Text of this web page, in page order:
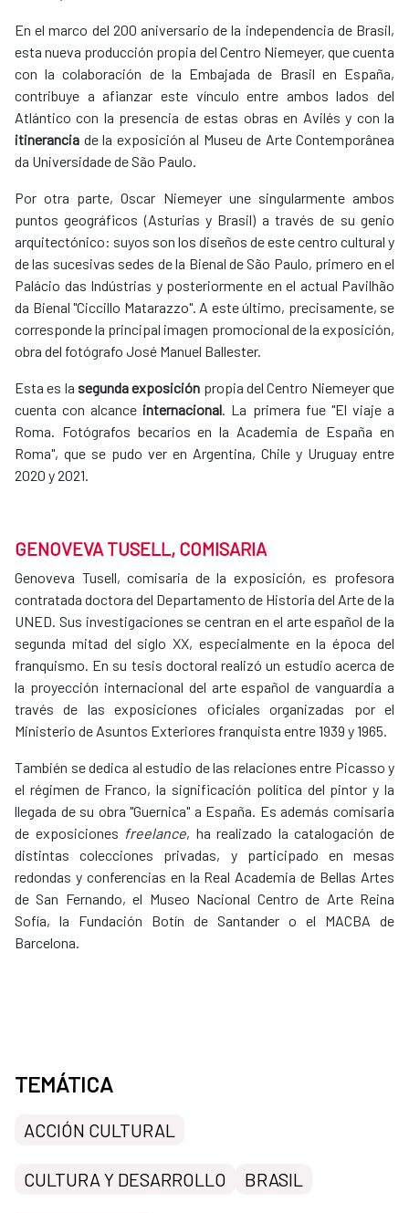
En el marco del 200 aniversario de la independencia de Brasil,
esta nueva producción propia del Centro Niemeyer, que cuenta
con la colaboración de la Embajada de Brasil en España,
contribuye a afianzar este vínculo entre ambos lados del
Atlántico con la presencia de estas obras en Avilés y con la
itinerancia de la exposición al Museu de Arte Contemporânea
da Universidade de São Paulo.
Por otra parte, Oscar Niemeyer une singularmente ambos
puntos geográficos (Asturias y Brasil) a través de su genio
arquitectónico: suyos son los diseños de este centro cultural y
de las sucesivas sedes de la Bienal de São Paulo, primero en el
Palácio das Indústrias y posteriormente en el actual Pavilhão
da Bienal "Ciccillo Matarazzo". A este último, precisamente, se
corresponde la principal imagen promocional de la exposición,
obra del fotógrafo José Manuel Ballester.
Esta es la segunda exposición propia del Centro Niemeyer que
cuenta con alcance internacional. La primera fue "El viaje a
Roma. Fotógrafos becarios en la Academia de España en
Roma", que se pudo ver en Argentina, Chile y Uruguay entre
2020 y 2021.
GENOVEVA TUSELL, COMISARIA
Genoveva Tusell, comisaria de la exposición, es profesora
contratada doctora del Departamento de Historia del Arte de la
UNED. Sus investigaciones se centran en el arte español de la
segunda mitad del siglo XX, especialmente en la época del
franquismo. En su tesis doctoral realizó un estudio acerca de
la proyección internacional del arte español de vanguardia a
través de las exposiciones oficiales organizadas por el
Ministerio de Asuntos Exteriores franquista entre 1939 y 1965.
También se dedica al estudio de las relaciones entre Picasso y
el régimen de Franco, la significación política del pintor y la
llegada de su obra "Guernica" a España. Es además comisaria
de exposiciones freelance, ha realizado la catalogación de
distintas colecciones privadas, y participado en mesas
redondas y conferencias en la Real Academia de Bellas Artes
de San Fernando, el Museo Nacional Centro de Arte Reina
Sofía, la Fundación Botín de Santander o el MACBA de
Barcelona.
TEMÁTICA
ACCIÓN CULTURAL
CULTURA Y DESARROLLO BRASIL